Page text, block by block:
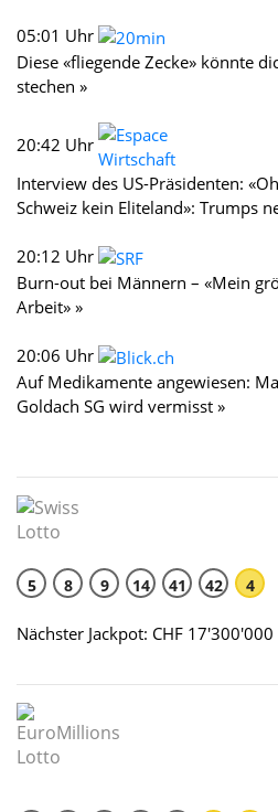
05:01 Uhr
Diese «fliegende Zecke» könnte
stechen »
20:42 Uhr
Interview des US-Präsidenten:
Schweiz kein Eliteland»: Trumps
20:12 Uhr
Burn-out bei Männern – «Mein
Arbeit» »
20:06 Uhr
Auf Medikamente angewiesen:
Goldach SG wird vermisst »
5 8 9 14 41 42 4
Nächster Jackpot: CHF 17'300'000